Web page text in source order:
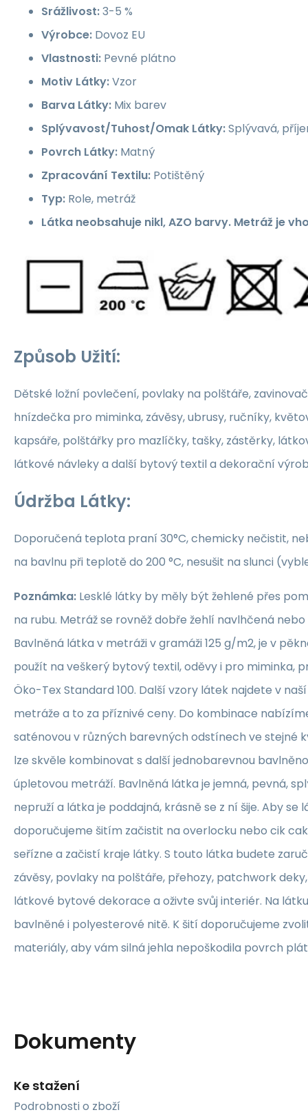
Srážlivost:3-5 %
Výrobce: Dovoz EU
Vlastnosti: Pevné plátno
Motiv Látky:Vzor
Barva Látky: Mix barev
Splývavost/Tuhost/Omak Látky:Splývavá,
Povrch Látky: Matný
Zpracování Textilu: Potištěný
Typ: Role, metráž
Látka neobsahuje nikl, AZO barvy. Metráž je
Způsob Užití:
Dětské ložní povlečení, povlaky na polštáře,
hnízdečka pro miminka, závěsy, ubrusy, ručníky,
kapsáře, polštářky pro mazlíčky, tašky, zástěrky,
látkové návleky a další bytový textil a dekorační
Údržba Látky:
Doporučená teplota praní 30°C, chemicky nečistit,
na bavlnu při teplotě do 200 °C, nesušit na slunci
Poznámka: Lesklé látky by měly být žehlené přes
na rubu. Metráž se rovněž dobře žehlí navlhčená
Bavlněná látka v metráži v gramáži 125 g/m2, je v
použít na veškerý bytový textil, oděvy i pro miminka,
Öko-Tex Standard 100. Další vzory látek najdete v
metráže a to za příznivé ceny. Do kombinace
saténovou v různých barevných odstínech ve stejné
lze skvěle kombinovat s další jednobarevnou
úpletovou metráží. Bavlněná látka je jemná, pevná,
nepruží a látka je poddajná, krásně se z ní šije. Aby se
doporučujeme šitím začistit na overlocku nebo cik
seřízne a začistí kraje látky. S touto látka budete
závěsy, povlaky na polštáře, přehozy, patchwork
látkové bytové dekorace a oživte svůj interiér. Na
bavlněné i polyesterové nitě. K šití doporučujeme
materiály, aby vám silná jehla nepoškodila povrch
Dokumenty
Ke stažení
Podrobnosti o zboží